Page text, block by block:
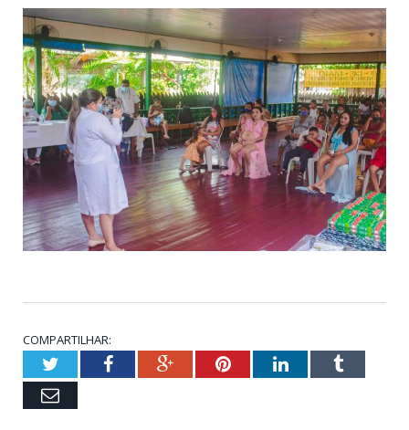
COMPARTILHAR:
TwitterFacebookGoogle+PinterestLinkedInTumblr
Email